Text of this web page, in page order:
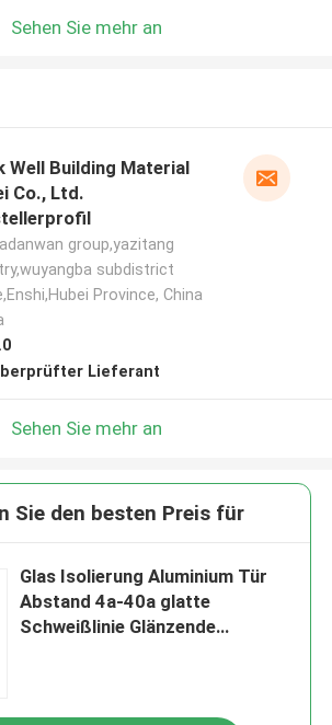
Sehen Sie mehr an
Well Building Material
Co., Ltd.
group,yazitang
subdistrict
Province, China
Lieferant
Sehen Sie mehr an
Sie den besten Preis für
Glas Isolierung Aluminium Tür
Abstand 4a-40a glatte
Schweißlinie Glänzende